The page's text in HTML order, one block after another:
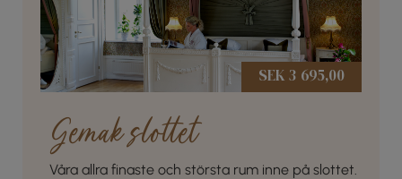
Gemak slottet
Våra allra finaste och största rum inne på slottet.
SEK 3 695,00